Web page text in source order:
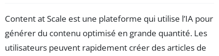
Content at Scale est une plateforme qui utilise l’IA pour
générer du contenu optimisé en grande quantité. Les
utilisateurs peuvent rapidement créer des articles de